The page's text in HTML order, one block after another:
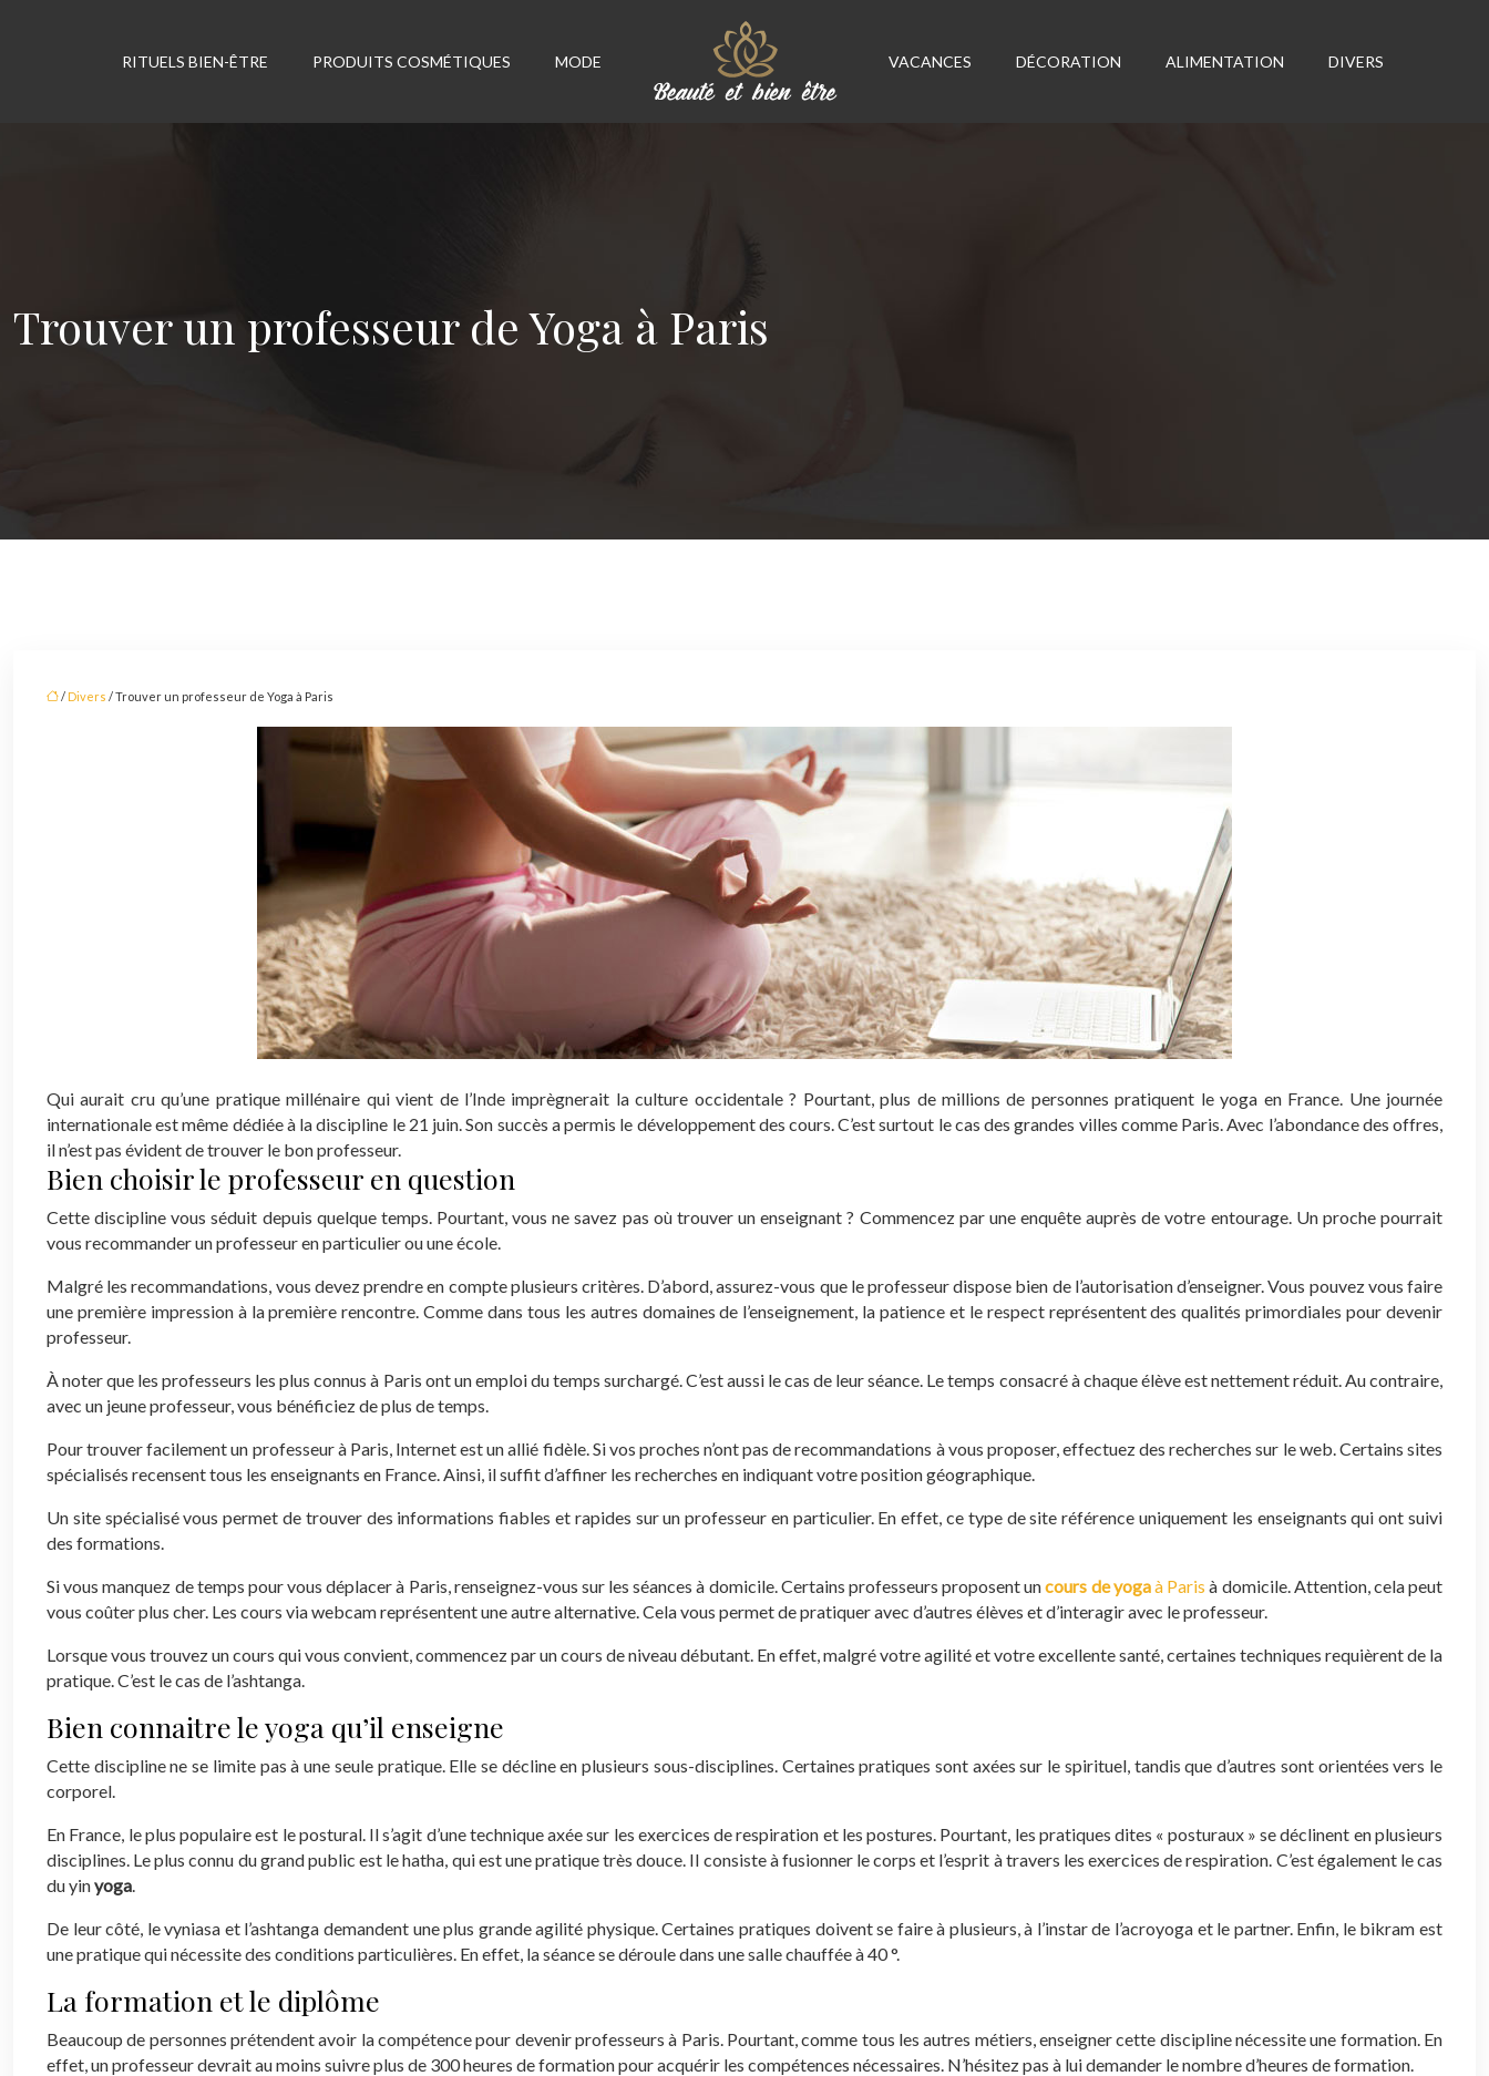
MODE
PRODUITS COSMÉTIQUES
RITUELS BIEN-ÊTRE VACANCES DÉCORATION ALIMENTATION DIVERS
Trouver un professeur de Yoga à Paris
/ Divers / Trouver un professeur de Yoga à Paris
Qui aurait cru qu’une pratique millénaire qui vient de l’Inde imprègnerait la culture occidentale ? Pourtant, plus de millions de personnes pratiquent le yoga en France. Une journée
internationale est même dédiée à la discipline le 21 juin. Son succès a permis le développement des cours. C’est surtout le cas des grandes villes comme Paris. Avec l’abondance des offres,
il n’est pas évident de trouver le bon professeur.
Bien choisir le professeur en question
Cette discipline vous séduit depuis quelque temps. Pourtant, vous ne savez pas où trouver un enseignant ? Commencez par une enquête auprès de votre entourage. Un proche pourrait
vous recommander un professeur en particulier ou une école.
Malgré les recommandations, vous devez prendre en compte plusieurs critères. D’abord, assurez-vous que le professeur dispose bien de l’autorisation d’enseigner. Vous pouvez vous faire
une première impression à la première rencontre. Comme dans tous les autres domaines de l’enseignement, la patience et le respect représentent des qualités primordiales pour devenir
professeur.
À noter que les professeurs les plus connus à Paris ont un emploi du temps surchargé. C’est aussi le cas de leur séance. Le temps consacré à chaque élève est nettement réduit. Au contraire,
avec un jeune professeur, vous bénéficiez de plus de temps.
Pour trouver facilement un professeur à Paris, Internet est un allié fidèle. Si vos proches n’ont pas de recommandations à vous proposer, effectuez des recherches sur le web. Certains sites
spécialisés recensent tous les enseignants en France. Ainsi, il suffit d’affiner les recherches en indiquant votre position géographique.
Un site spécialisé vous permet de trouver des informations fiables et rapides sur un professeur en particulier. En effet, ce type de site référence uniquement les enseignants qui ont suivi
des formations.
Si vous manquez de temps pour vous déplacer à Paris, renseignez-vous sur les séances à domicile. Certains professeurs proposent uncours de yogaà Paris à domicile. Attention, cela peut
vous coûter plus cher. Les cours via webcam représentent une autre alternative. Cela vous permet de pratiquer avec d’autres élèves et d’interagir avec le professeur.
Lorsque vous trouvez un cours qui vous convient, commencez par un cours de niveau débutant. En effet, malgré votre agilité et votre excellente santé, certaines techniques requièrent de la
pratique. C’est le cas de l’ashtanga.
Bien connaitre le yoga qu’il enseigne
Cette discipline ne se limite pas à une seule pratique. Elle se décline en plusieurs sous-disciplines. Certaines pratiques sont axées sur le spirituel, tandis que d’autres sont orientées vers le
corporel.
En France, le plus populaire est le postural. Il s’agit d’une technique axée sur les exercices de respiration et les postures. Pourtant, les pratiques dites « posturaux » se déclinent en plusieurs
disciplines. Le plus connu du grand public est le hatha, qui est une pratique très douce. Il consiste à fusionner le corps et l’esprit à travers les exercices de respiration. C’est également le cas
du yinyoga.
De leur côté, le vyniasa et l’ashtanga demandent une plus grande agilité physique. Certaines pratiques doivent se faire à plusieurs, à l’instar de l’acroyoga et le partner. Enfin, le bikram est
une pratique qui nécessite des conditions particulières. En effet, la séance se déroule dans une salle chauffée à 40 °.
La formation et le diplôme
Beaucoup de personnes prétendent avoir la compétence pour devenir professeurs à Paris. Pourtant, comme tous les autres métiers, enseigner cette discipline nécessite une formation. En
effet, un professeur devrait au moins suivre plus de 300 heures de formation pour acquérir les compétences nécessaires. N’hésitez pas à lui demander le nombre d’heures de formation.